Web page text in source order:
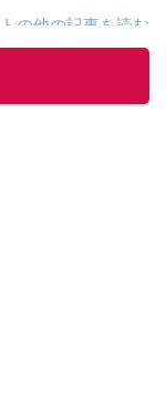
の他の記事を読む